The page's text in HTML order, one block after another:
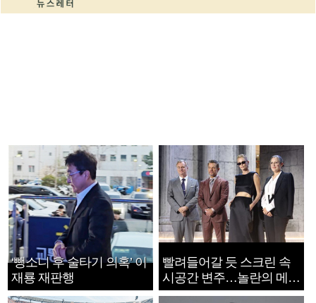
‘뺑소니 후 술타기 의혹’ 이
재룡 재판행
빨려들어갈 듯 스크린 속
시공간 변주…놀란의 메시
지는 ‘전쟁 속죄’